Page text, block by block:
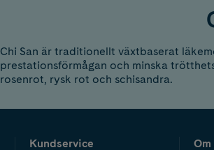
Chi San är traditionellt växtbaserat
prestationsförmågan och minska
rosenrot, rysk rot och schisandra.
Kundservice